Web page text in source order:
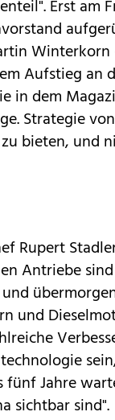
Erst am
Winterkorn
Aufstieg an
in dem
Strategie
bieten, und
Rupert
Antriebe
und
fünf Jahre
sichtbar sind".